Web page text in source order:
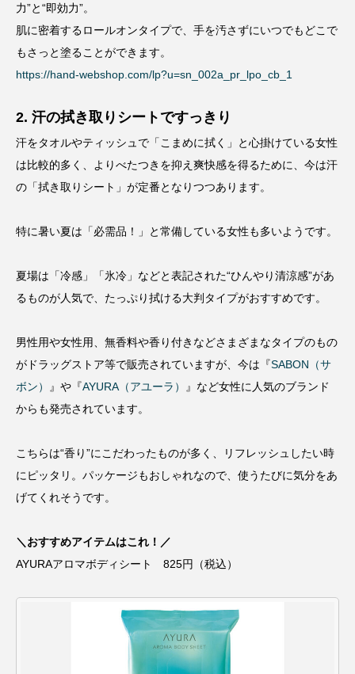
力”と“即効力”。
肌に密着するロールオンタイプで、手を汚さずにいつでもどこで
もさっと塗ることができます。
https://hand-webshop.com/lp?u=sn_002a_pr_lpo_cb_1
2. 汗の拭き取りシートですっきり
汗をタオルやティッシュで「こまめに拭く」と心掛けている女性
は比較的多く、よりべたつきを抑え爽快感を得るために、今は汗
の「拭き取りシート」が定番となりつつあります。
特に暑い夏は「必需品！」と常備している女性も多いようです。
夏場は「冷感」「氷冷」などと表記された“ひんやり清涼感”があ
るものが人気で、たっぷり拭ける大判タイプがおすすめです。
男性用や女性用、無香料や香り付きなどさまざまなタイプのもの
がドラッグストア等で販売されていますが、今は『SABON（サ
ボン）
』や『AYURA（アユーラ）
』など女性に人気のブランド
からも発売されています。
こちらは“香り”にこだわったものが多く、リフレッシュしたい時
にピッタリ。パッケージもおしゃれなので、使うたびに気分をあ
げてくれそうです。
＼おすすめアイテムはこれ！／
AYURAアロマボディシート 825円（税込）